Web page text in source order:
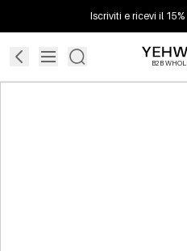
Iscriviti e ricevi il
B2B